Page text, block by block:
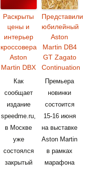
Раскрыты
цены и
интерьер
кроссовера
Aston
Martin DBX
Как
сообщает
издание
speedme.ru,
в Москве
уже
состоялся
закрытый
Представили
юбилейный
Aston
Martin DB4
GT Zagato
Continuation
Премьера
новинки
состоится
15-16 июня
на выставке
Aston Martin
в рамках
марафона